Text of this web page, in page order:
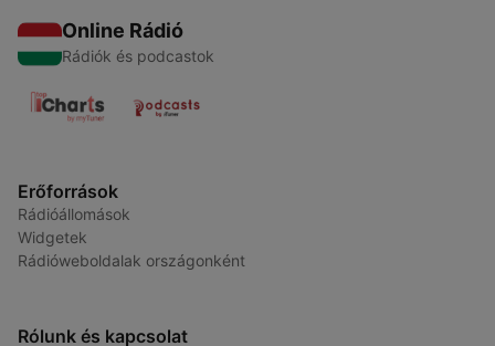
Online Rádió
Rádiók és podcastok
Erőforrások
Rádióállomások
Widgetek
Rádióweboldalak országonként
Rólunk és kapcsolat